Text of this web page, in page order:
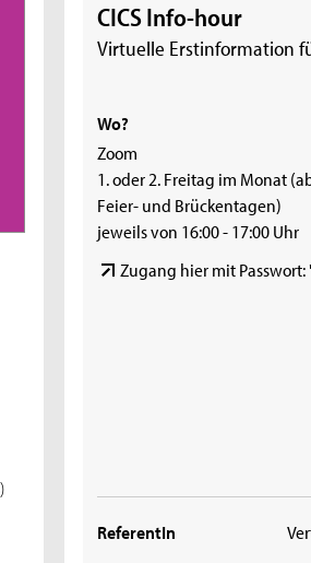
CICS Info-hour
Virtuelle Erstinformation
Wo?
Zoom
1. oder 2. Freitag im Monat
Feier- und Brückentagen)
jeweils von 16:00 - 17:00 Uhr
Zugang hier mit
ReferentIn